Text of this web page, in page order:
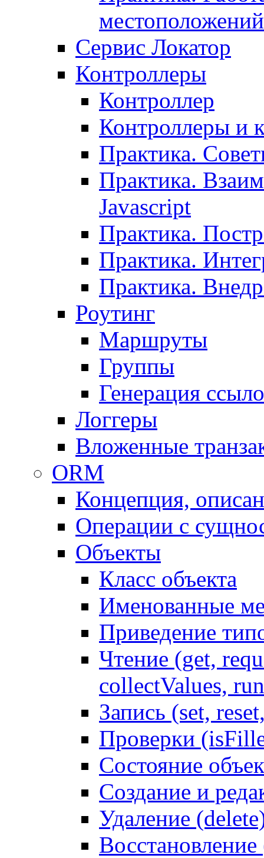
местоположений
Сервис Локатор
Контроллеры
Контроллер
Контроллеры и
Практика.
Практика.
Javascript
Практика.
Практика.
Практика.
Роутинг
Маршруты
Группы
Генерация
Логгеры
Вложенные
ORM
Концепция,
Операции с
Объекты
Класс объекта
Именованные
Приведение
Чтение (get,
collectValues,
Запись (set,
Проверки
Состояние
Создание и
Удаление